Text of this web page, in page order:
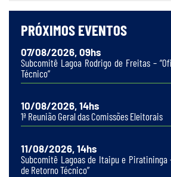
PRÓXIMOS EVENTOS
07/08/2026, 09hs
Subcomitê Lagoa Rodrigo de Freitas –
Técnico”
10/08/2026, 14hs
1ª Reunião Geral das Comissões Eleitorais
11/08/2026, 14hs
Subcomitê Lagoas de Itaipu e Piratininga
de Retorno Técnico”